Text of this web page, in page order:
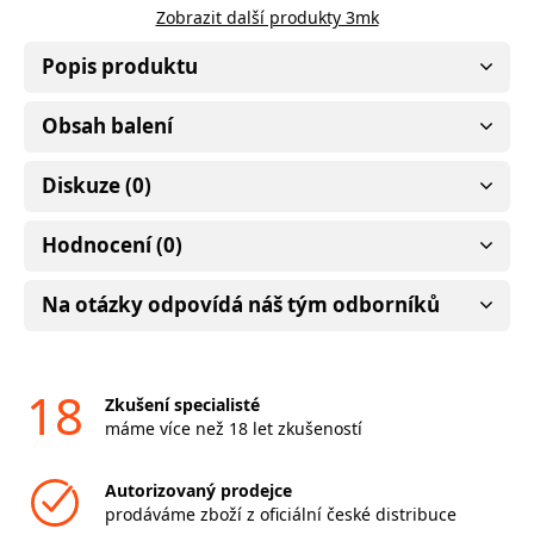
Zobrazit další produkty 3mk
Popis produktu
Obsah balení
Diskuze (0)
Hodnocení (0)
Na otázky odpovídá náš tým odborníků
18
Zkušení specialisté
máme více než 18 let zkušeností
Autorizovaný prodejce
prodáváme zboží z oficiální české distribuce